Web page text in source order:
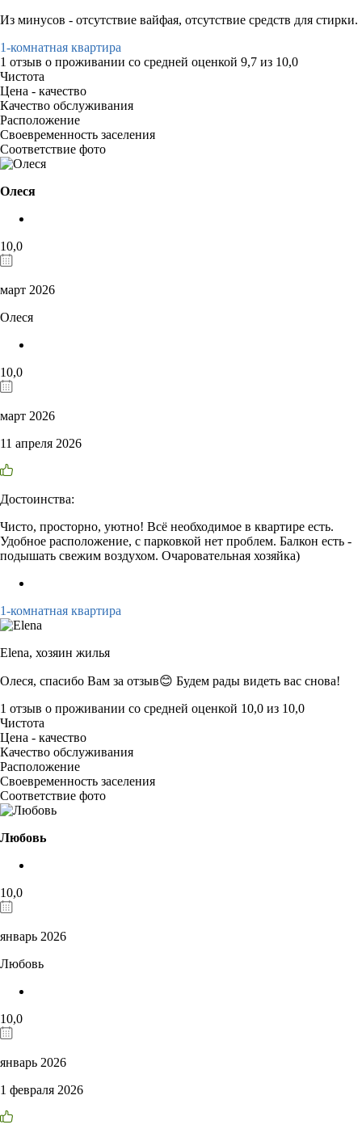
Из минусов - отсутствие вайфая, отсутствие средств для стирки.
1-комнатная квартира
1 отзыв о проживании со средней оценкой 9,7 из 10,0
Чистота
Цена - качество
Качество обслуживания
Расположение
Своевременность заселения
Соответствие фото
Олеся
10,0
март 2026
Олеся
10,0
март 2026
11 апреля 2026
Достоинства:
Чисто, просторно, уютно! Всё необходимое в квартире есть.
Удобное расположение, с парковкой нет проблем. Балкон есть -
подышать свежим воздухом. Очаровательная хозяйка)
1-комнатная квартира
Elena, хозяин жилья
Олеся, спасибо Вам за отзыв😊 Будем рады видеть вас снова!
1 отзыв о проживании со средней оценкой 10,0 из 10,0
Чистота
Цена - качество
Качество обслуживания
Расположение
Своевременность заселения
Соответствие фото
Любовь
10,0
январь 2026
Любовь
10,0
январь 2026
1 февраля 2026